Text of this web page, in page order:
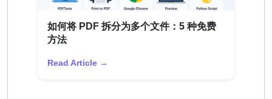
如何将 PDF 拆分为多个文件：5 种免费
方法
Read Article →